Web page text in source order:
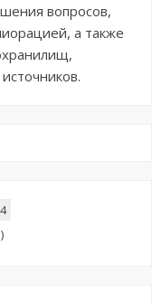
вопросов,
а также
)